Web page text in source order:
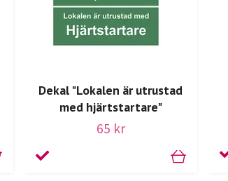
Dekal "Lokalen är utrustad
med hjärtstartare"
65 kr